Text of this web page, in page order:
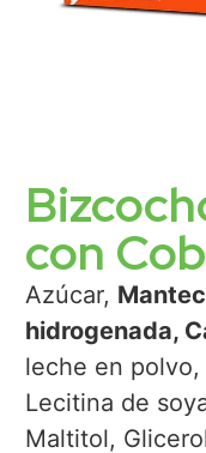
con
Azúcar,
hidrogenada,
leche en
Lecitina de
Maltitol,